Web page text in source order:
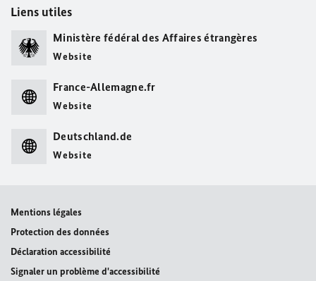
Liens utiles
Ministère fédéral des Affaires étrangères
Website
France-Allemagne.fr
Website
Deutschland.de
Website
Mentions légales
Protection des données
Déclaration accessibilité
Signaler un problème d'accessibilité